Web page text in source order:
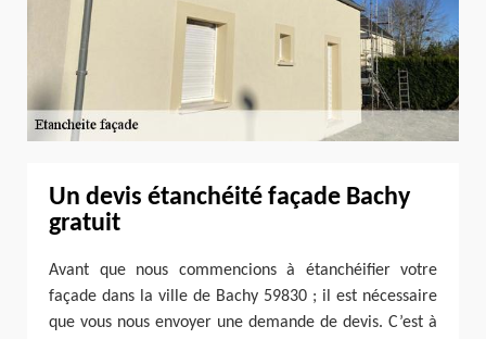
Un devis étanchéité façade Bachy
gratuit
Avant que nous commencions à étanchéifier votre
façade dans la ville de Bachy 59830 ; il est nécessaire
que vous nous envoyer une demande de devis. C’est à